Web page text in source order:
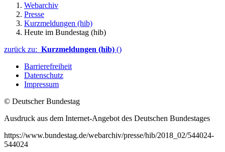
Webarchiv
Presse
Kurzmeldungen (hib)
Heute im Bundestag (hib)
zurück zu: Kurzmeldungen (hib) ()
Barrierefreiheit
Datenschutz
Impressum
© Deutscher Bundestag
Ausdruck aus dem Internet-Angebot des Deutschen Bundestages
https://www.bundestag.de/webarchiv/presse/hib/2018_02/544024-
544024